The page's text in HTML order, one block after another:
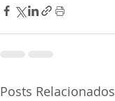
Posts Relacionados